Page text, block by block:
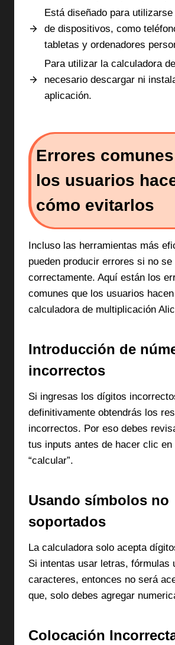
Está diseñado para
de dispositivos, como
tabletas y ordenadores
Para utilizar la calculadora
necesario descargar ni
aplicación.
Errores
los usuarios
cómo evitarlos
Incluso las herramientas más
pueden producir errores si no se
correctamente. Aquí están los
comunes que los usuarios
calculadora de multiplicación
Introducción de
incorrectos
Si ingresas los dígitos
definitivamente obtendrás los
incorrectos. Por eso debes
tus inputs antes de hacer clic en
“calcular”.
Usando símbolos no
soportados
La calculadora solo acepta
Si intentas usar letras, fórmulas
caracteres, entonces no será
que, solo debes agregar
Colocación